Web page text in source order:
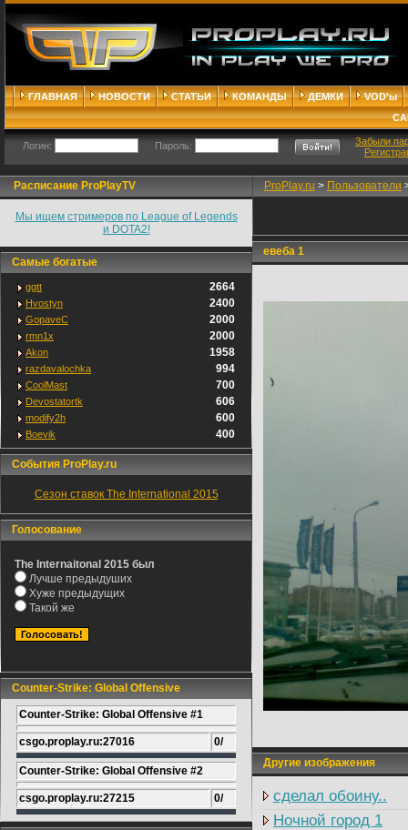
ГЛАВНАЯ НОВОСТИ СТАТЬИ КОМАНДЫ ДЕМКИ
VOD'ы
Логин: Пароль:
Забыли
Расписание ProPlayTV
Мы ищем стримеров по League of Legends
и DOTA2!
Самые богатые
ggtt 2664
Hvostyn 2400
GopaveC 2000
rmn1x 2000
Akon 1958
razdavalochka 994
CoolMast 700
Devostatortk 606
modify2h 600
Boevik 400
События ProPlay.ru
Сезон ставок The International 2015
Голосование
The Internaitonal 2015 был
Лучше предыдуших
Хуже предыдущих
Такой же
Counter-Strike: Global Offensive
Counter-Strike: Global Offensive #1
csgo.proplay.ru:27016 0/
Counter-Strike: Global Offensive #2
csgo.proplay.ru:27215 0/
ProPlay.ru > Пользователи
евеба 1
Другие изображения
сделал обоину..
Ночной город 1